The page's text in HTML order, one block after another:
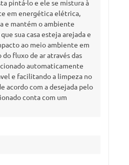
pintá-lo e ele se mistura à
em energética elétrica,
e mantém o ambiente
sua casa esteja arejada e
ao meio ambiente em
fluxo de ar através das
automaticamente
e facilitando a limpeza no
acordo com a desejada pelo
conta com um